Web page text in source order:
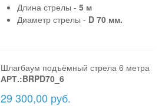
Длина стрелы -5 м
Диаметр стрелы - D 70 мм.
Шлагбаум подъёмный стрела 6 метра
АРТ.:BRPD70_6
29 300,00 руб.